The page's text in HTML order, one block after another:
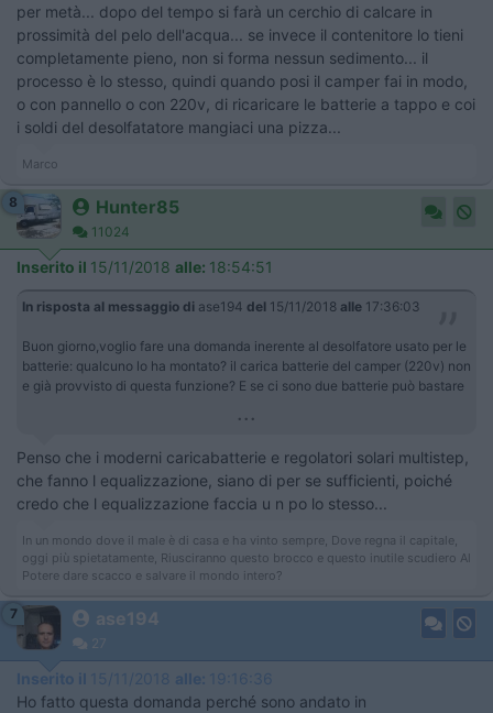
per metà... dopo del tempo si farà un cerchio di calcare in
prossimità del pelo dell'acqua... se invece il contenitore lo tieni
completamente pieno, non si forma nessun sedimento... il
processo è lo stesso, quindi quando posi il camper fai in modo,
o con pannello o con 220v, di ricaricare le batterie a tappo e coi
i soldi del desolfatatore mangiaci una pizza...
Marco
8 Hunter85
11024
Inserito il 15/11/2018 alle: 18:54:51
In risposta al messaggio di ase194 del 15/11/2018 alle 17:36:03
Buon giorno,voglio fare una domanda inerente al desolfatore usato per le
batterie: qualcuno lo ha montato? il carica batterie del camper (220v) non
e già provvisto di questa funzione? E se ci sono due batterie può bastare
...
Penso che i moderni caricabatterie e regolatori solari multistep,
che fanno l equalizzazione, siano di per se sufficienti, poiché
credo che l equalizzazione faccia u n po lo stesso...
In un mondo dove il male è di casa e ha vinto sempre, Dove regna il capitale,
oggi più spietatamente, Riusciranno questo brocco e questo inutile scudiero Al
Potere dare scacco e salvare il mondo intero?
7 ase194
27
Inserito il 15/11/2018 alle: 19:16:36
Ho fatto questa domanda perché sono andato in